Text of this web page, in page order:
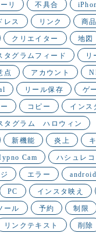
リ 不具合
レス リンク 商品
クリエイター 地図
タグラムフィード リ
点 アカウント
リール保存 ゲ
コピー インス
タグラム ハロウィン
新機能 炎上
Cam ハシュレコ
エラー android
PC インスタ映え
ール 予約 制限
リンクテキスト 削除